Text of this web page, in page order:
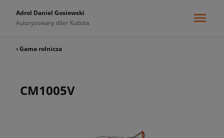
Adrol Daniel Gosiewski
Autoryzowany diler Kubota
‹ Gama rolnicza
CM1005V